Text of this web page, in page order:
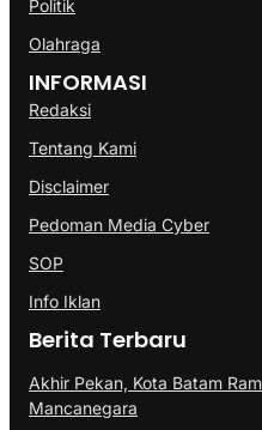
Politik
Olahraga
INFORMASI
Redaksi
Tentang Kami
Disclaimer
Pedoman Media Cyber
SOP
Info Iklan
Berita Terbaru
Akhir Pekan, Kota Batam
Mancanegara